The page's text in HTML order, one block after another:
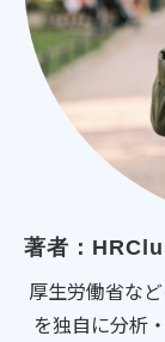
著者：
厚生労働省な
を独自に分析